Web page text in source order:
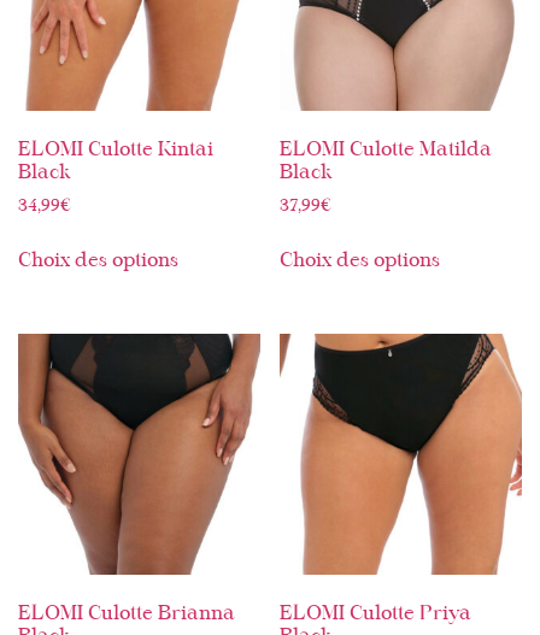
ELOMI Culotte Kintai
Black
34,99€
Choix des options
ELOMI Culotte Matilda
Black
37,99€
Choix des options
ELOMI Culotte Brianna
ELOMI Culotte Priya